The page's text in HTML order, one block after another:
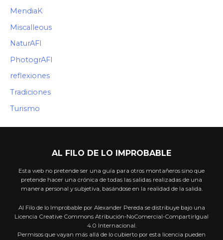
MendiaK
Miscalleous
NaturAFI
PhotogrAFI
reflexiones
Tradiciones
Turismo
AL FILO DE LO IMPROBABLE
Esta web no pretende ser una guía para otros montañeros sino que
pretende hacer una crónica de todas las salidas realizadas de una
manera personal y subjetiva, basándose en la realidad de la salida.
Al Filo de lo Improbable por Alexander Pereda se distribuye bajo una
Licencia Creative Commons Atribución-NoComercial-CompartirIgual
4.0 Internacional.
Permisos que vayan más allá de lo cubierto por esta licencia pueden